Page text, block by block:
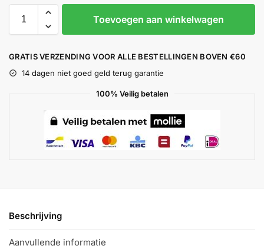
Toevoegen aan winkelwagen
GRATIS VERZENDING VOOR ALLE BESTELLINGEN BOVEN €60
14 dagen niet goed geld terug garantie
100% Veilig betalen
Beschrijving
Aanvullende informatie